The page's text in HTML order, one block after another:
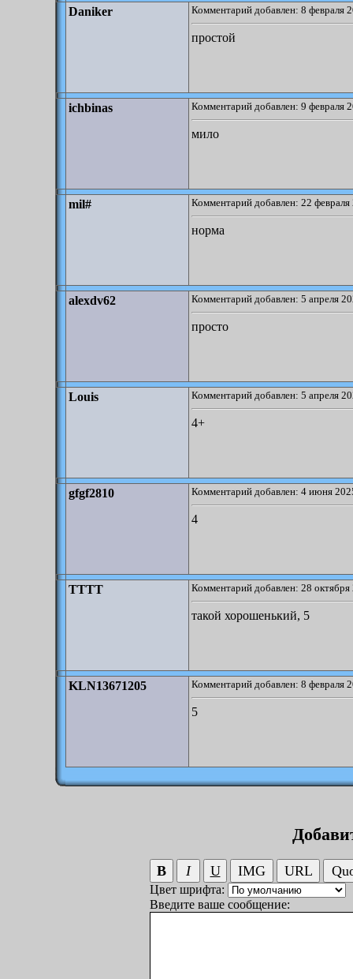
Daniker Комментарий добавлен: 8 февраля
простой
ichbinas Комментарий добавлен: 9 февраля
мило
mil# Комментарий добавлен: 22
норма
alexdv62 Комментарий добавлен: 5 апреля
просто
Louis Комментарий добавлен: 5 апреля
4+
gfgf2810 Комментарий добавлен: 4 июня
4
TTTT Комментарий добавлен: 28
такой хорошенький, 5
KLN13671205 Комментарий добавлен: 8 февраля
5
Цвет шрифта:
Введите ваше сообщение: